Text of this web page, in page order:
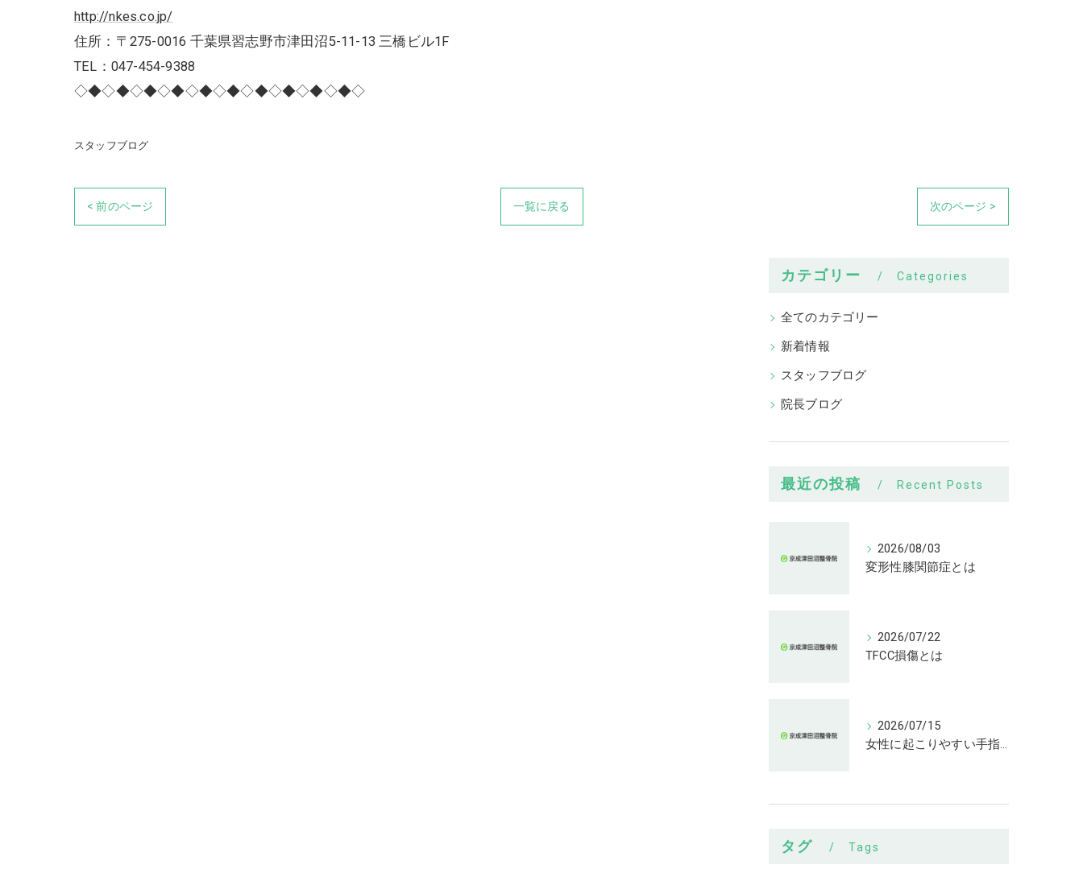
http://nkes.co.jp/
住所：〒275-0016 千葉県習志野市津田沼5-11-13 三橋ビル1F
TEL：047-454-9388
◇◆◇◆◇◆◇◆◇◆◇◆◇◆◇◆◇◆◇◆◇
スタッフブログ
< 前のページ 一覧に戻る 次のページ >
カテゴリー Categories
全てのカテゴリー
新着情報
スタッフブログ
院長ブログ
最近の投稿 Recent Posts
2026/08/03
変形性膝関節症とは
2026/07/22
TFCC損傷とは
2026/07/15
女性に起こりやすい手指の変形とは
タグ Tags